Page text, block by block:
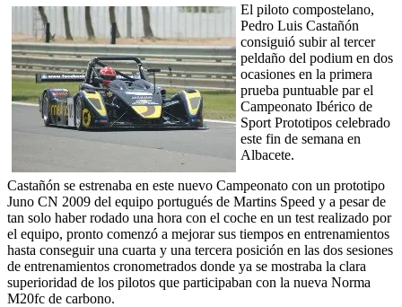
El piloto compostelano,
Pedro Luis Castañón
consiguió subir al tercer
peldaño del podium en dos
ocasiones en la primera
prueba puntuable par el
Campeonato Ibérico de
Sport Prototipos celebrado
este fin de semana en
Albacete.
Castañón se estrenaba en este nuevo Campeonato con un prototipo
Juno CN 2009 del equipo portugués de Martins Speed y a pesar de
tan solo haber rodado una hora con el coche en un test realizado por
el equipo, pronto comenzó a mejorar sus tiempos en entrenamientos
hasta conseguir una cuarta y una tercera posición en las dos sesiones
de entrenamientos cronometrados donde ya se mostraba la clara
superioridad de los pilotos que participaban con la nueva Norma
M20fc de carbono.